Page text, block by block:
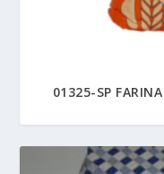
01325-SP